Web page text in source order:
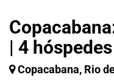
| 4 hóspedes
Copacabana, Rio